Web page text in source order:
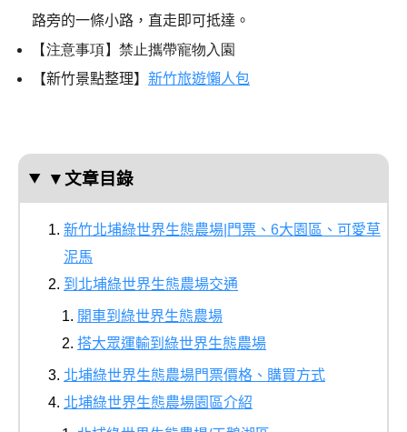
路旁的一條小路，直走即可抵達。
【注意事項】禁止攜帶寵物入園
【新竹景點整理】 新竹旅遊懶人包
▼文章目錄
新竹北埔綠世界生態農場|門票、6大園區、可愛草
泥馬
到北埔綠世界生態農場交通
開車到綠世界生態農場
搭大眾運輸到綠世界生態農場
北埔綠世界生態農場門票價格、購買方式
北埔綠世界生態農場園區介紹